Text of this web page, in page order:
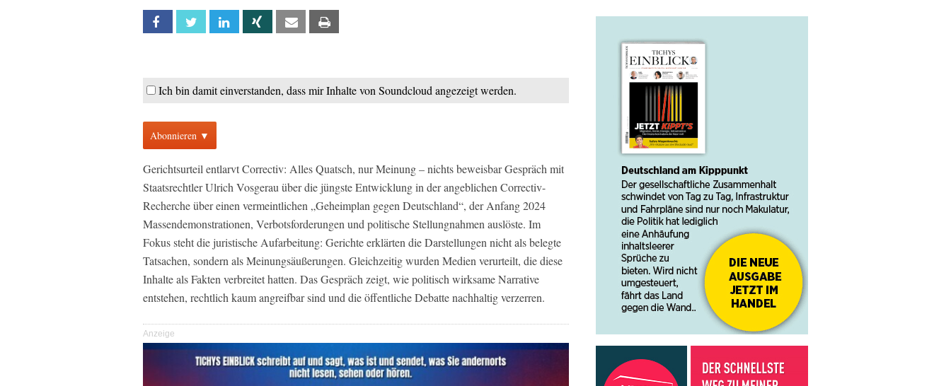
Facebook Twitter Linkedin Xing Email
Ich bin damit einverstanden, dass mir Inhalte von Soundcloud angezeigt werden.
Abonnieren ▼
Gerichtsurteil entlarvt Correctiv: Alles Quatsch, nur Meinung – nichts beweisbar Gespräch mit
Staatsrechtler Ulrich Vosgerau über die jüngste Entwicklung in der angeblichen Correctiv-
Recherche über einen vermeintlichen „Geheimplan gegen Deutschland“, der Anfang 2024
Massendemonstrationen, Verbotsforderungen und politische Stellungnahmen auslöste. Im
Fokus steht die juristische Aufarbeitung: Gerichte erklärten die Darstellungen nicht als belegte
Tatsachen, sondern als Meinungsäußerungen. Gleichzeitig wurden Medien verurteilt, die diese
Inhalte als Fakten verbreitet hatten. Das Gespräch zeigt, wie politisch wirksame Narrative
entstehen, rechtlich kaum angreifbar sind und die öffentliche Debatte nachhaltig verzerren.
Anzeige